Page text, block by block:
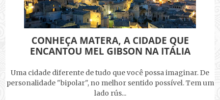
CONHEÇA MATERA, A CIDADE QUE
ENCANTOU MEL GIBSON NA ITÁLIA
Uma cidade diferente de tudo que você possa imaginar. De
personalidade "bipolar", no melhor sentido possível. Tem um
lado rús...